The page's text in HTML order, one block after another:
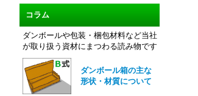
コラム
ダンボールや包装・梱包材料など当社
が取り扱う資材にまつわる読み物です
ダンボール箱の主な
形状・材質について